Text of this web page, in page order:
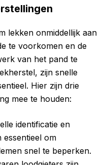
lekken onmiddellijk aan
te voorkomen en de
van het pand te
zijn snelle
Hier zijn drie
mee te houden:
identificatie en
essentieel om
snel te beperken.